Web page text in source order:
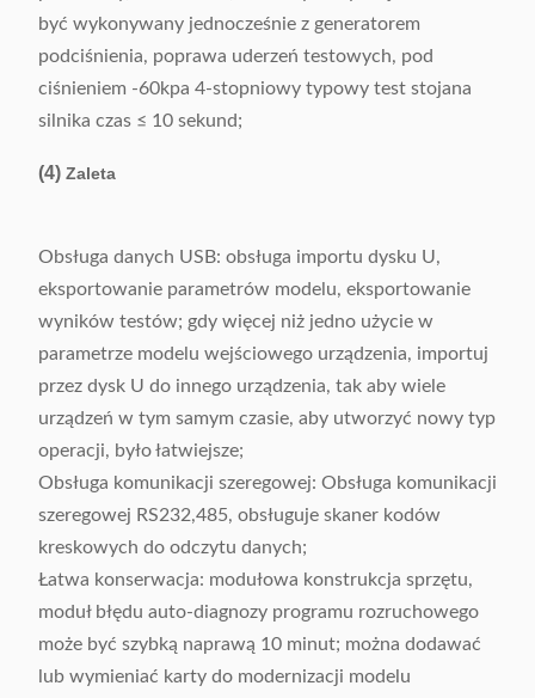
być wykonywany jednocześnie z generatorem
podciśnienia, poprawa uderzeń testowych, pod
ciśnieniem -60kpa 4-stopniowy typowy test stojana
silnika czas ≤ 10 sekund;
(4) Zaleta
Obsługa danych USB: obsługa importu dysku U,
eksportowanie parametrów modelu, eksportowanie
wyników testów; gdy więcej niż jedno użycie w
parametrze modelu wejściowego urządzenia, importuj
przez dysk U do innego urządzenia, tak aby wiele
urządzeń w tym samym czasie, aby utworzyć nowy typ
operacji, było łatwiejsze;
Obsługa komunikacji szeregowej: Obsługa komunikacji
szeregowej RS232,485, obsługuje skaner kodów
kreskowych do odczytu danych;
Łatwa konserwacja: modułowa konstrukcja sprzętu,
moduł błędu auto-diagnozy programu rozruchowego
może być szybką naprawą 10 minut; można dodawać
lub wymieniać karty do modernizacji modelu